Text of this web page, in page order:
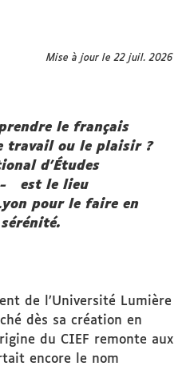
Mise à jour le 22 juil. 2026
le français
travail ou le plaisir ?
d’Études
- est le lieu
pour le faire en
de l’Université Lumière
dès sa création en
du CIEF remonte aux
encore le nom